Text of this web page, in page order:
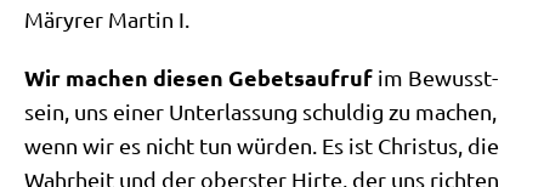
Märy­rer Mar­tin I.
Wir machen die­sen Gebets­auf­ruf im Bewusst­
sein, uns einer Unter­las­sung schul­dig zu machen,
wenn wir es nicht tun wür­den. Es ist Chri­stus, die
Wahr­heit und der ober­ster Hir­te, der uns rich­ten